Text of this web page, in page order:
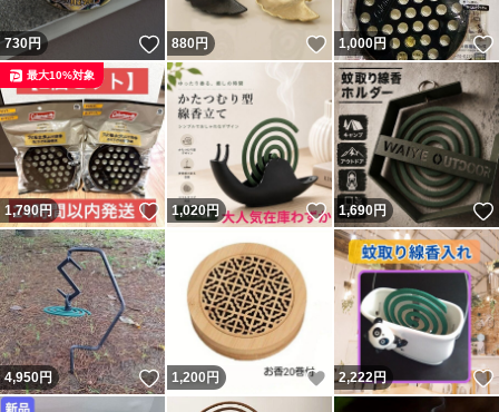
730円 いいね！
880円 いいね！
1,000円
1,790円 いいね！
最大10%対象
1,020円 いいね！
1,690円
4,950円 いいね！
1,200 円 いいね！
2,222円